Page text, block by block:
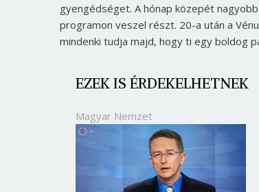
gyengédséget. A hónap közepét
programon veszel részt. 20-a után a
mindenki tudja majd, hogy ti egy boldog
EZEK IS ÉRDEKELHETNEK
Magyar Nemzet